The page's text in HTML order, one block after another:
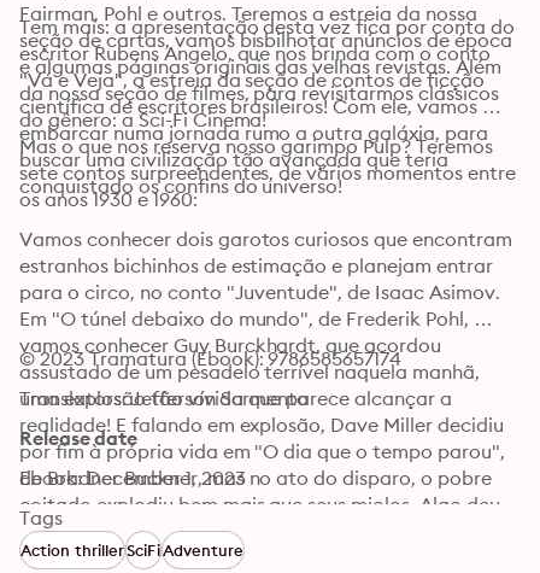
Fairman, Pohl e outros. Teremos a estreia da nossa
seção de cartas, vamos bisbilhotar anúncios de época
e algumas páginas originais das velhas revistas. Além
da nossa seção de filmes, para revisitarmos clássicos
do gênero: a Sci-Fi Cinema!
Tem mais: a apresentação desta vez fica por conta do
escritor Rubens Angelo, que nos brinda com o conto
"Vá e Veja", a estreia da seção de contos de ficção
científica de escritores brasileiros! Com ele, vamos
embarcar numa jornada rumo a outra galáxia, para
buscar uma civilização tão avançada que teria
conquistado os confins do universo!
Mas o que nos reserva nosso garimpo Pulp? Teremos
sete contos surpreendentes, de vários momentos entre
os anos 1930 e 1960:
Vamos conhecer dois garotos curiosos que encontram
estranhos bichinhos de estimação e planejam entrar
para o circo, no conto "Juventude", de Isaac Asimov.
Em "O túnel debaixo do mundo", de Frederik Pohl,
vamos conhecer Guy Burckhardt, que acordou
assustado de um pesadelo terrível naquela manhã,
uma explosão tão vívida que parece alcançar a
realidade! E falando em explosão, Dave Miller decidiu
por fim à própria vida em "O dia que o tempo parou",
de Bradner Buckner, mas no ato do disparo, o pobre
coitado explodiu bem mais que seus miolos. Algo deu
muito errado e talvez não adiante mais se arrepender.
O escritor Tom Godwin nos levará para uma missão
© 2023 Tramatura (Ebook): 9786585657174
Translators: Jefferson Sarmento
Release date
Ebook: December 1, 2023
Tags
Action thrillerSciFiAdventure